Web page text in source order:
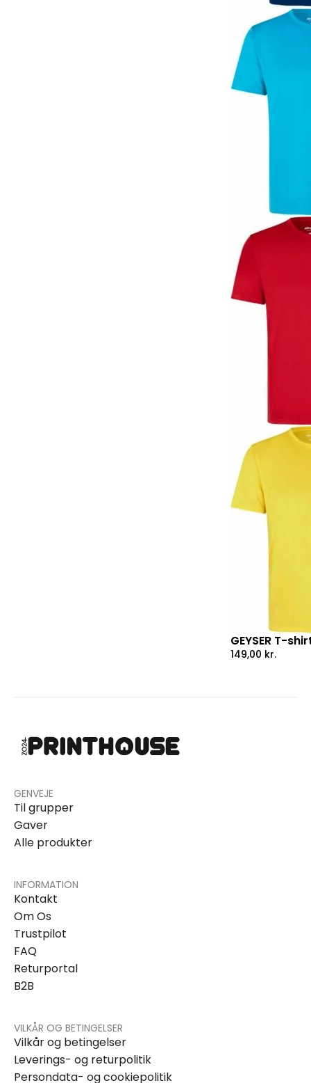
GEYSER T-
149,00 kr.
GENVEJE
Til grupper
Gaver
Alle produkter
INFORMATION
Kontakt
Om Os
Trustpilot
FAQ
Returportal
B2B
VILKÅR OG BETINGELSER
Vilkår og betingelser
Leverings- og returpolitik
Persondata- og cookiepolitik